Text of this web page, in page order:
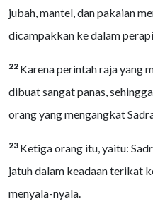
jubah, mantel, dan pakaian
dicampakkan ke dalam
22 Karena perintah raja yang
dibuat sangat panas,
orang yang mengangkat
23 Ketiga orang itu, yaitu:
jatuh dalam keadaan terikat
menyala-nyala.